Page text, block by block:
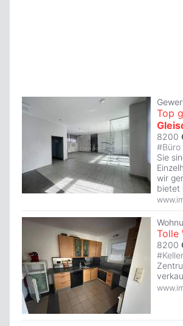
Top
8200
#Büro
Sie
wir
bietet
Tolle
8200
#